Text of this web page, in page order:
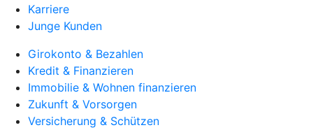
Karriere
Junge Kunden
Girokonto & Bezahlen
Kredit & Finanzieren
Immobilie & Wohnen finanzieren
Zukunft & Vorsorgen
Versicherung & Schützen